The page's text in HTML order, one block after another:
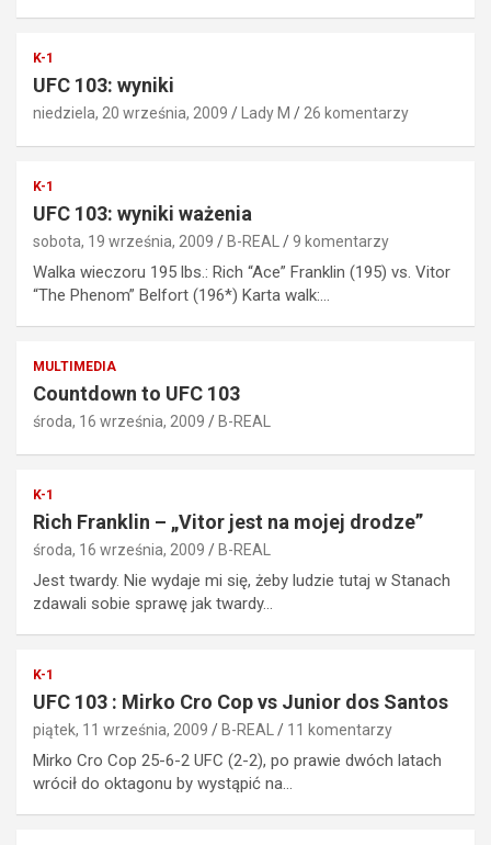
K-1
UFC 103: wyniki
niedziela, 20 września, 2009 Lady M 26 komentarzy
K-1
UFC 103: wyniki ważenia
sobota, 19 września, 2009 B-REAL 9 komentarzy
Walka wieczoru 195 lbs.: Rich “Ace” Franklin (195) vs. Vitor
“The Phenom” Belfort (196*) Karta walk:…
MULTIMEDIA
Countdown to UFC 103
środa, 16 września, 2009 B-REAL
K-1
Rich Franklin – „Vitor jest na mojej drodze”
środa, 16 września, 2009 B-REAL
Jest twardy. Nie wydaje mi się, żeby ludzie tutaj w Stanach
zdawali sobie sprawę jak twardy…
K-1
UFC 103 : Mirko Cro Cop vs Junior dos Santos
piątek, 11 września, 2009 B-REAL 11 komentarzy
Mirko Cro Cop 25-6-2 UFC (2-2), po prawie dwóch latach
wrócił do oktagonu by wystąpić na…